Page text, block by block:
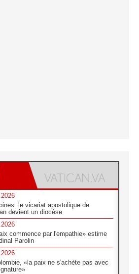
le vicariat apostolique de
devient un diocèse
commence par l'empathie» estime
Parolin
«la paix ne s'achète pas avec